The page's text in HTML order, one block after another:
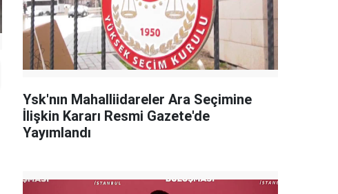
Ysk'nın Mahalliidareler Ara Seçimine
İlişkin Kararı Resmi Gazete'de
Yayımlandı